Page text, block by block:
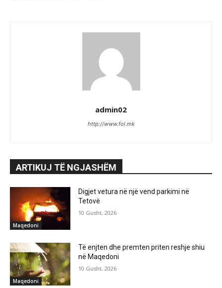
admin02
http://www.fol.mk
ARTIKUJ TË NGJASHËM
Maqedoni
Digjet vetura në një vend parkimi në
Tetovë
10 Gusht, 2026
Maqedoni
Të enjten dhe premten priten reshje shiu
në Maqedoni
10 Gusht, 2026